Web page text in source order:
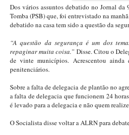
Dos vários assuntos debatido no Jornal
Tomba (PSB) que, foi entrevistado na
debatido na casa tem sido a questão da
“A questão da segurança é um dos
repaginar muita coisa.” Disse. Citou o
de vinte municípios. Acrescentou
penitenciários.
Sobre a falta de delegacia de plantão no
a falta de delegacia que funcionem 24
é levado para a delegacia e não quem
O Socialista disse voltar a ALRN para